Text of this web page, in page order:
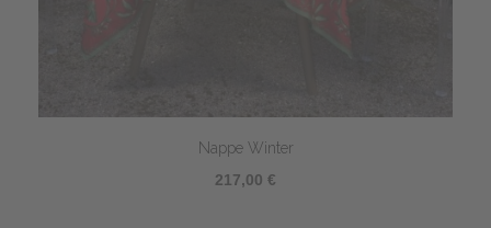
Nappe Winter
217,00 €